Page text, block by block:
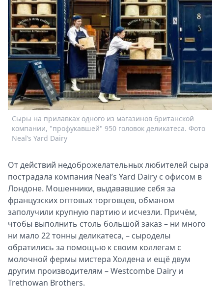
Сыры на прилавках одного из магазинов британской
компании, "профукавшей" 950 головок деликатеса. Фото
Neal’s Yard Dairy
От действий недоброжелательных любителей сыра
пострадала компания Neal’s Yard Dairy с офисом в
Лондоне. Мошенники, выдававшие себя за
французских оптовых торговцев, обманом
заполучили крупную партию и исчезли. Причём,
чтобы выполнить столь большой заказ – ни много
ни мало 22 тонны деликатеса, – сыроделы
обратились за помощью к своим коллегам с
молочной фермы мистера Холдена и ещё двум
другим производителям – Westcombe Dairy и
Trethowan Brothers.